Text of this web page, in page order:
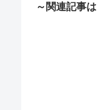
～関連記事